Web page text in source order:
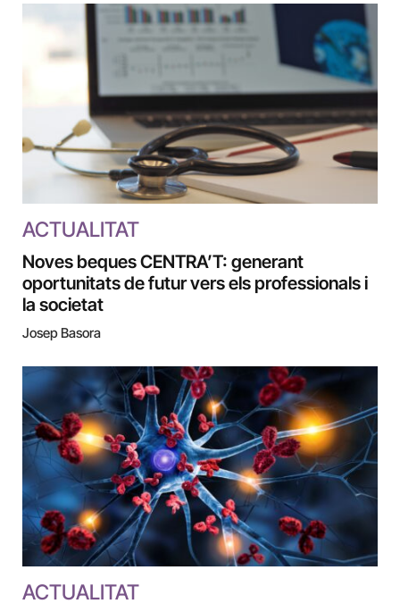
ACTUALITAT
Noves beques CENTRA’T: generant
oportunitats de futur vers els professionals i
la societat
Josep Basora
ACTUALITAT